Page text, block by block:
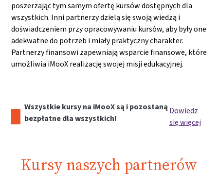
poszerzając tym samym ofertę kursów dostępnych dla
wszystkich. Inni partnerzy dzielą się swoją wiedzą i
doświadczeniem przy opracowywaniu kursów, aby były one
adekwatne do potrzeb i miały praktyczny charakter.
Partnerzy finansowi zapewniają wsparcie finansowe, które
umożliwia iMooX realizację swojej misji edukacyjnej.
Wszystkie kursy na iMooX są i pozostaną
bezpłatne dla wszystkich!
Dowiedz
się więcej
Kursy naszych partnerów